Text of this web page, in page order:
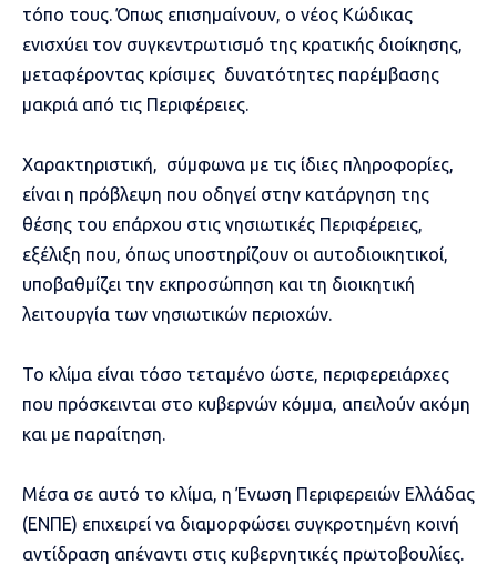
τόπο τους. Όπως επισημαίνουν, ο νέος Κώδικας
ενισχύει τον συγκεντρωτισμό της κρατικής διοίκησης,
μεταφέροντας κρίσιμες δυνατότητες παρέμβασης
μακριά από τις Περιφέρειες.
Χαρακτηριστική, σύμφωνα με τις ίδιες πληροφορίες,
είναι η πρόβλεψη που οδηγεί στην κατάργηση της
θέσης του επάρχου στις νησιωτικές Περιφέρειες,
εξέλιξη που, όπως υποστηρίζουν οι αυτοδιοικητικοί,
υποβαθμίζει την εκπροσώπηση και τη διοικητική
λειτουργία των νησιωτικών περιοχών.
Το κλίμα είναι τόσο τεταμένο ώστε, περιφερειάρχες
που πρόσκεινται στο κυβερνών κόμμα, απειλούν ακόμη
και με παραίτηση.
Μέσα σε αυτό το κλίμα, η Ένωση Περιφερειών Ελλάδας
(ΕΝΠΕ) επιχειρεί να διαμορφώσει συγκροτημένη κοινή
αντίδραση απέναντι στις κυβερνητικές πρωτοβουλίες.